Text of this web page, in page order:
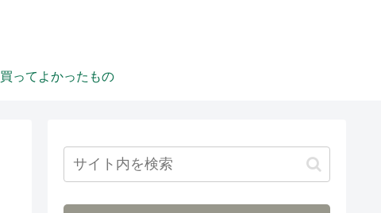
買ってよかったもの